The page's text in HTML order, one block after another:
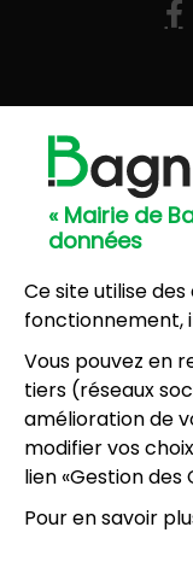
« Mairie de
données
Ce site utilise
fonctionnement,
Vous pouvez en
tiers (réseaux
amélioration de
modifier vos
lien «Gestion des
Pour en savoir
57, avenue
8, résidence
Horaires
Lundi,
13h30-17h